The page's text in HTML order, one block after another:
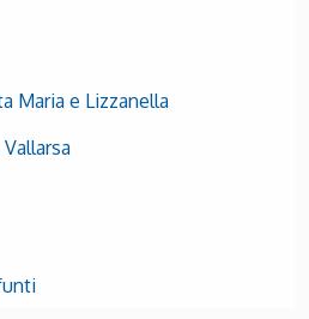
Maria e Lizzanella